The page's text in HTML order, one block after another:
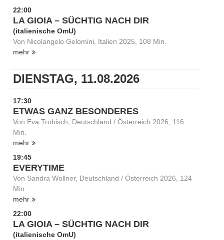
22:00
LA GIOIA – SÜCHTIG NACH DIR
(italienische OmU)
Von Nicolangelo Gelomini, Italien 2025, 108 Min.
mehr
DIENSTAG, 11.08.2026
17:30
ETWAS GANZ BESONDERES
Von Eva Trobisch, Deutschland / Österreich 2026, 116
Min.
mehr
19:45
EVERYTIME
Von Sandra Wollner, Deutschland / Österreich 2026, 124
Min.
mehr
22:00
LA GIOIA – SÜCHTIG NACH DIR
(italienische OmU)